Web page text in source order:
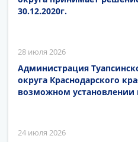
30.12.2020г.
28 июля 2026
Администрация
округа Краснодарского
возможном установлении
24 июля 2026